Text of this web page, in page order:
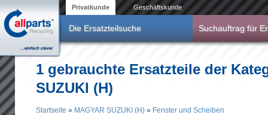
Privatkunde Geschäftskunde
Die Ersatzteilsuche Suchauftrag für
1 gebrauchte Ersatzteile der
SUZUKI (H)
Startseite » MAGYAR SUZUKI (H) » Fenster und Scheiben